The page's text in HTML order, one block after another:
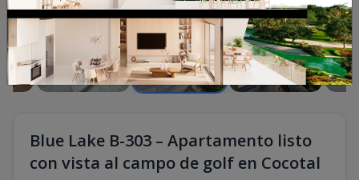
Blue Lake B-303 – Apartamento listo
con vista al campo de golf en Cocotal